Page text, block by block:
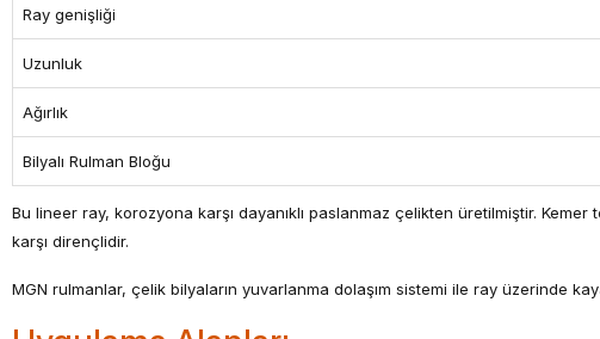
Ray genişliği
Uzunluk
Ağırlık
Bilyalı Rulman Bloğu
Bu lineer ray, korozyona karşı dayanıklı paslanmaz çelikten üretilmiştir.
karşı dirençlidir.
MGN rulmanlar, çelik bilyaların yuvarlanma dolaşım sistemi ile ray üzerinde